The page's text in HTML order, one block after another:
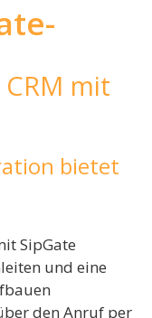
mit
bietet
SipGate
und eine
den Anruf per